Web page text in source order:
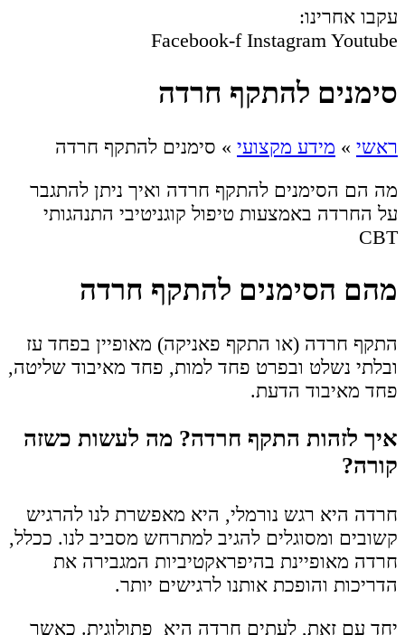
עקבו אחרינו:
Facebook-f Instagram Youtube
סימנים להתקף חרדה
ראשי » מידע מקצועי » סימנים להתקף חרדה
מה הם הסימנים להתקף חרדה ואיך ניתן להתגבר
על החרדה באמצעות טיפול קוגניטיבי התנהגותי
CBT
מהם הסימנים להתקף חרדה
התקף חרדה (או התקף פאניקה) מאופיין בפחד עז
ובלתי נשלט ובפרט פחד למות, פחד מאיבוד שליטה,
פחד מאיבוד הדעת.
איך לזהות התקף חרדה? מה לעשות כשזה
קורה?
חרדה היא רגש נורמלי, היא מאפשרת לנו להרגיש
קשובים ומסוגלים להגיב למתרחש מסביב לנו. ככלל,
חרדה מאופיינת בהיפראקטיביות המגבירה את
הדריכות והופכת אותנו לרגישים יותר.
יחד עם זאת, לעתים חרדה היא פתולוגית. כאשר